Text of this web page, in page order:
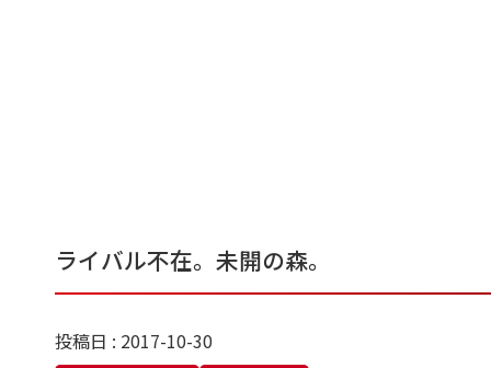
ライバル不在。未開の森。
投稿日 : 2017-10-30